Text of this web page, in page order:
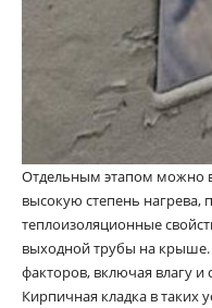
Отдельным этапом можно
высокую степень
теплоизоляционные
выходной трубы на крыше.
факторов, включая влагу и
Кирпичная кладка в таких